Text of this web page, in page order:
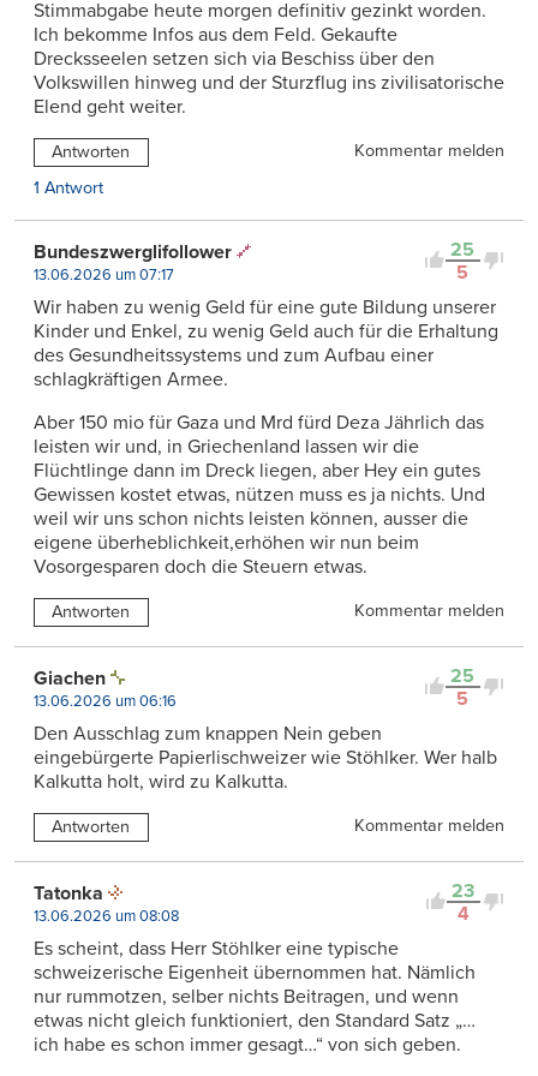
Stimmabgabe heute morgen definitiv gezinkt worden.
Ich bekomme Infos aus dem Feld. Gekaufte
Drecksseelen setzen sich via Beschiss über den
Volkswillen hinweg und der Sturzflug ins zivilisatorische
Elend geht weiter.
Antworten
Kommentar melden
1 Antwort
25
5
Bundeszwerglifollower
13.06.2026 um 07:17
Wir haben zu wenig Geld für eine gute Bildung unserer
Kinder und Enkel, zu wenig Geld auch für die Erhaltung
des Gesundheitssystems und zum Aufbau einer
schlagkräftigen Armee.
Aber 150 mio für Gaza und Mrd fürd Deza Jährlich das
leisten wir und, in Griechenland lassen wir die
Flüchtlinge dann im Dreck liegen, aber Hey ein gutes
Gewissen kostet etwas, nützen muss es ja nichts. Und
weil wir uns schon nichts leisten können, ausser die
eigene überheblichkeit,erhöhen wir nun beim
Vosorgesparen doch die Steuern etwas.
Antworten Kommentar melden
25
5
Giachen
13.06.2026 um 06:16
Den Ausschlag zum knappen Nein geben
eingebürgerte Papierlischweizer wie Stöhlker. Wer halb
Kalkutta holt, wird zu Kalkutta.
Antworten Kommentar melden
23
4
Tatonka
13.06.2026 um 08:08
Es scheint, dass Herr Stöhlker eine typische
schweizerische Eigenheit übernommen hat. Nämlich
nur rummotzen, selber nichts Beitragen, und wenn
etwas nicht gleich funktioniert, den Standard Satz „…
ich habe es schon immer gesagt…“ von sich geben.